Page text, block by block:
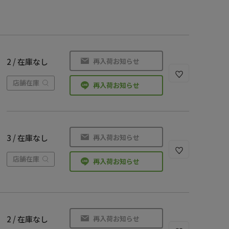
2 / 在庫なし
店舗在庫
再入荷お知らせ
再入荷お知らせ
3 / 在庫なし
店舗在庫
再入荷お知らせ
再入荷お知らせ
2 / 在庫なし 再入荷お知らせ